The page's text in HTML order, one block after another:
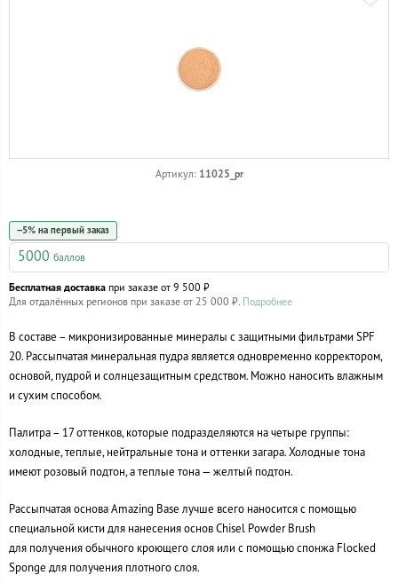
Артикул: 11025_pr
−5% на первый заказ
5000 баллов
Бесплатная доставка при заказе от 9 500 ₽
Для отдалённых регионов при заказе от 25 000 ₽. Подробнее
В составе – микронизированные минералы с защитными фильтрами SPF
20. Рассыпчатая минеральная пудра является одновременно корректором,
основой, пудрой и солнцезащитным средством. Можно наносить влажным
и сухим способом.
Палитра – 17 оттенков, которые подразделяются на четыре группы:
холодные, теплые, нейтральные тона и оттенки загара. Холодные тона
имеют розовый подтон, а теплые тона — желтый подтон.
Рассыпчатая основа Amazing Base лучше всего наносится с помощью
специальной кисти для нанесения основ Chisel Powder Brush
для получения обычного кроющего слоя или с помощью спонжа Flocked
Sponge для получения плотного слоя.